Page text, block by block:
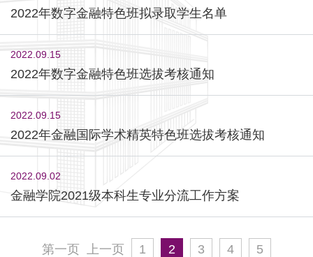
2022年数字金融特色班拟录取学生名单
2022.09.15
2022年数字金融特色班选拔考核通知
2022.09.15
2022年金融国际学术精英特色班选拔考核通知
2022.09.02
金融学院2021级本科生专业分流工作方案
第一页 上一页 1 2 3 4
5